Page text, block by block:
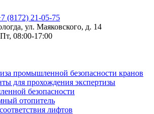
(8172) 21-05-75
ул. Маяковского, д. 14
08:00-17:00
промышленной безопасности кранов
для прохождения экспертизы
безопасности
отопитель
лифтов